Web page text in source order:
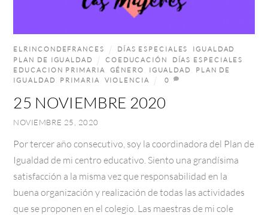
NOVIEMBRE 25, 2020
25 NOVIEMBRE 2020
ELRINCONDEFRANCES DÍAS ESPECIALES IGUALDAD
PLAN DE IGUALDAD
COEDUCACIÓN DÍAS ESPECIALES
EDUCACION PRIMARIA
GÉNERO IGUALDAD
PLAN DE
IGUALDAD
PRIMARIA VIOLENCIA 0
Por tercer año consecutivo, soy la coordinadora del Plan de
Igualdad de mi centro educativo. Siento una grandísima
satisfacción a la misma vez que responsabilidad en la
buena organización y realización de todas las actividades
que se proponen en el colegio. Las maestras de mi cole